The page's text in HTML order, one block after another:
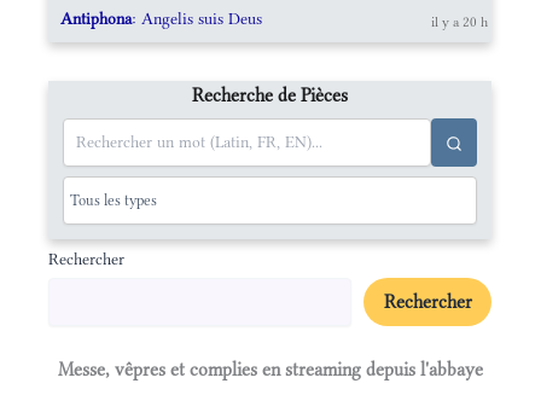
Antiphona: Angelis suis Deus il y a 20 h
Recherche de Pièces
Rechercher
Rechercher
Messe, vêpres et complies en streaming depuis l'abbaye